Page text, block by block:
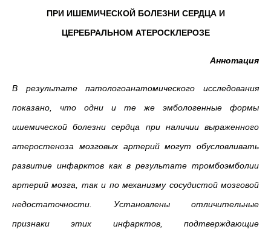
ПРИ ИШЕМИЧЕСКОЙ БОЛЕЗНИ СЕРДЦА И
ЦЕРЕБРАЛЬНОМ АТЕРОСКЛЕРОЗЕ
Аннотация
В результате патологоанатомического исследования
показано, что одни и те же эмбологенные формы
ишемической болезни сердца при наличии выраженного
атеростеноза мозговых артерий могут обусловливать
развитие инфарктов как в результате тромбоэмболии
артерий мозга, так и по механизму сосудистой мозговой
недостаточности. Установлены отличительные
признаки этих инфарктов, подтверждающие